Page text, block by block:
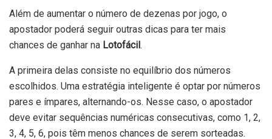
Além de aumentar o número de dezenas por jogo, o
apostador poderá seguir outras dicas para ter mais
chances de ganhar na Lotofácil.
A primeira delas consiste no equilíbrio dos números
escolhidos. Uma estratégia inteligente é optar por números
pares e ímpares, alternando-os. Nesse caso, o apostador
deve evitar sequências numéricas consecutivas, como 1, 2,
3, 4, 5, 6, pois têm menos chances de serem sorteadas.